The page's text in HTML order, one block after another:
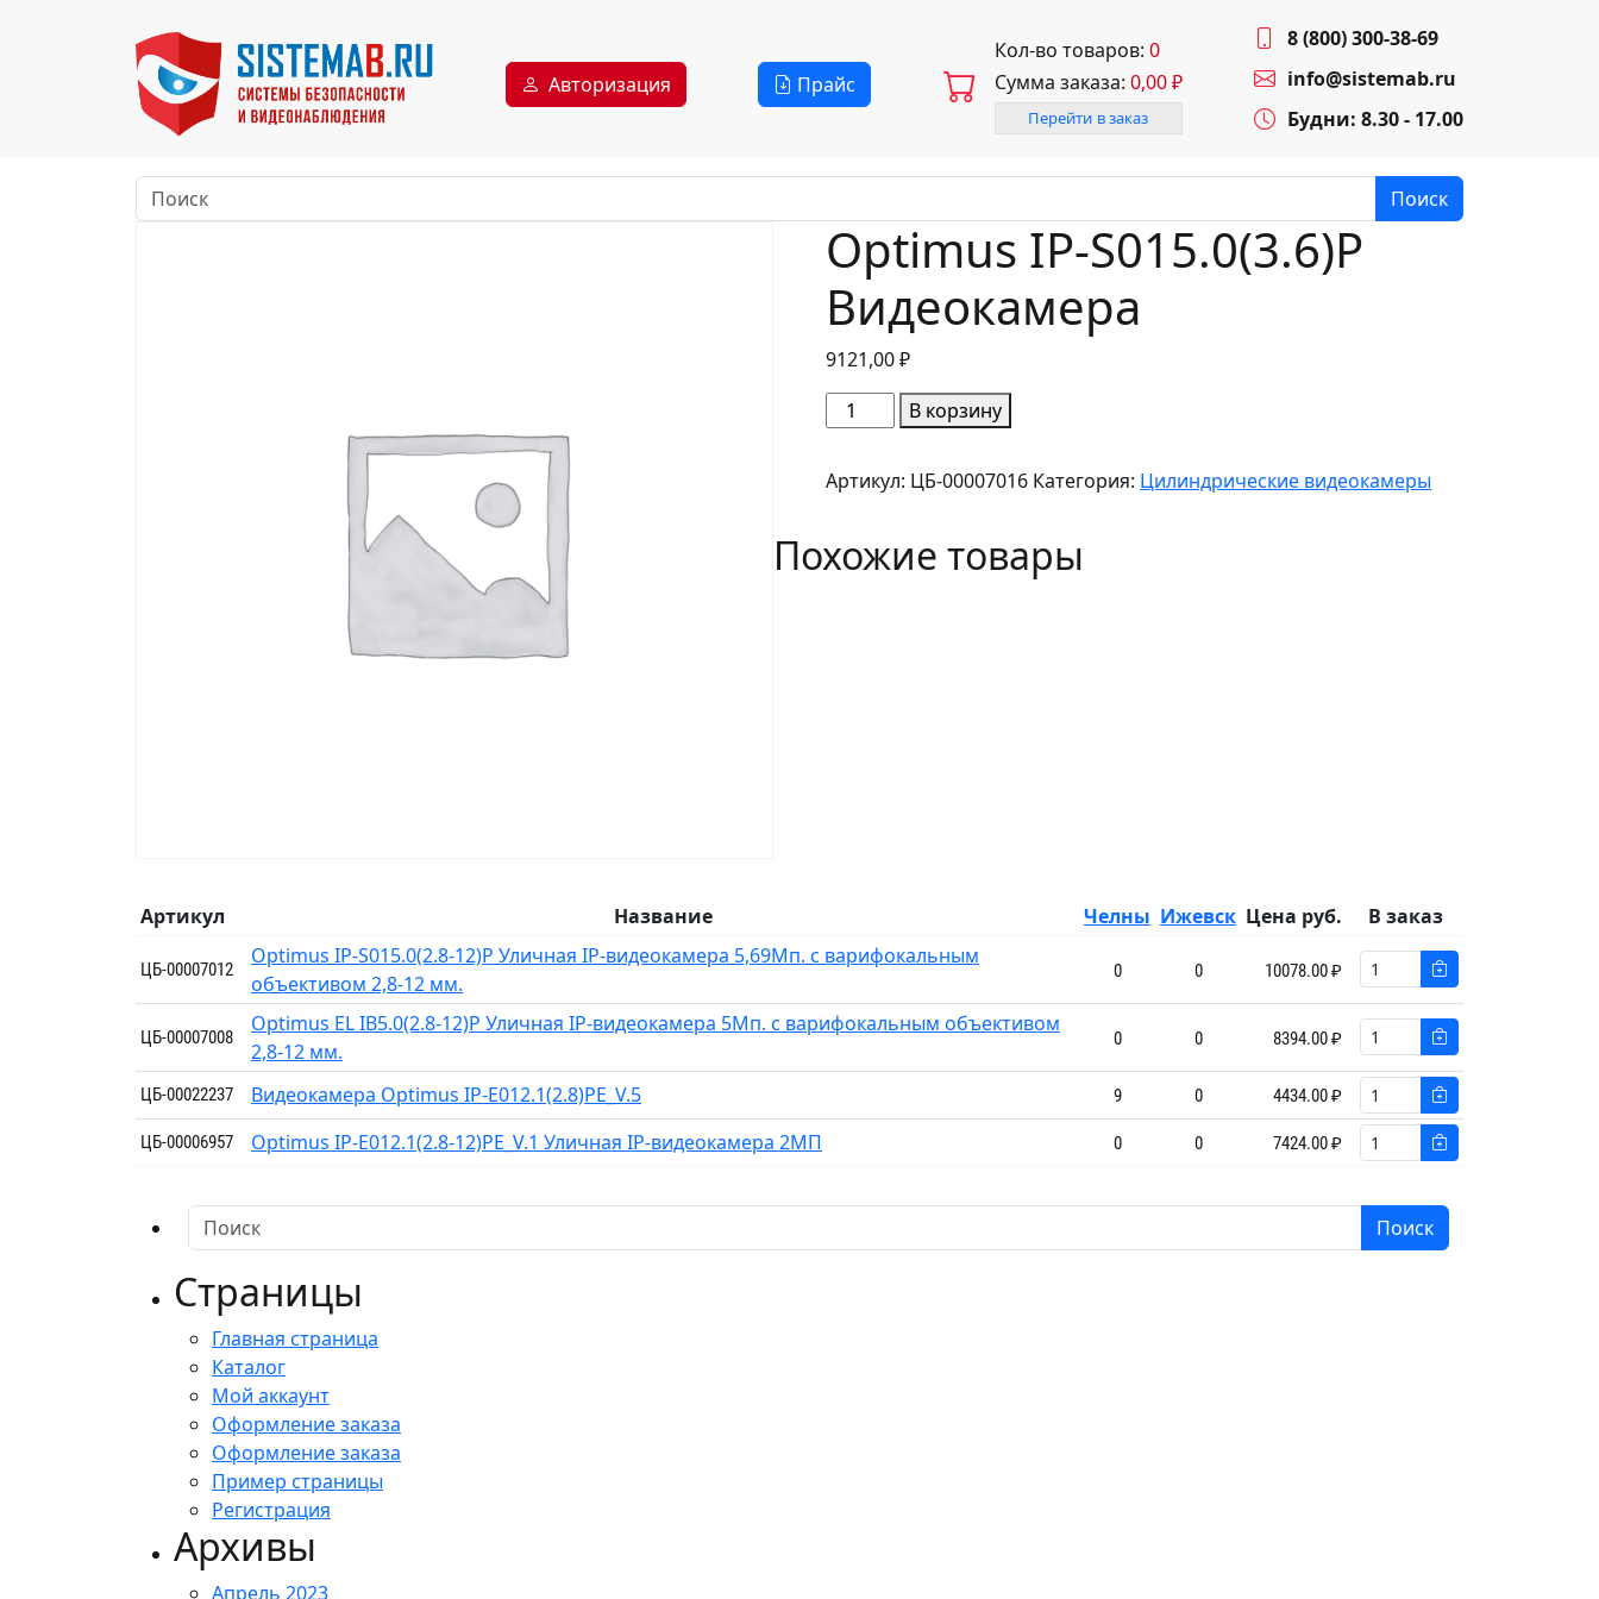
Авторизация Прайс
Кол-во товаров: 0
Сумма заказа: 0,00₽
Перейти в заказ
8 (800) 300-38-69
info@sistemab.ru
Будни: 8.30 - 17.00
Поиск
Optimus IP-S015.0(3.6)P
Видеокамера
9121,00₽
Количество
товара
IP-
Видеокамера
В корзину
Артикул: ЦБ-00007016 Категория: Цилиндрические видеокамеры
Похожие товары
Артикул Название Челны Ижевск Цена руб. В заказ
ЦБ-00007012
Optimus IP-S015.0(2.8-12)P Уличная IP-видеокамера 5,69Мп. с варифокальным
объективом 2,8-12 мм.
0 0 10078.00 ₽
ЦБ-00007008
Optimus EL IB5.0(2.8-12)P Уличная IP-видеокамера 5Мп. с варифокальным объективом
2,8-12 мм.
0 0 8394.00 ₽
ЦБ-00022237 Видеокамера Optimus IP-E012.1(2.8)PE_V.5 9 0 4434.00 ₽
ЦБ-00006957 Optimus IP-E012.1(2.8-12)PE_V.1 Уличная IP-видеокамера 2МП 0 0 7424.00 ₽
Поиск
Страницы
Главная страница
Каталог
Мой аккаунт
Оформление заказа
Оформление заказа
Пример страницы
Регистрация
Архивы
Апрель 2023